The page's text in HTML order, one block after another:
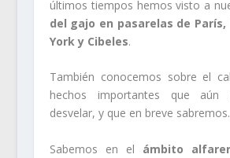
últimos tiempos hemos visto a
del gajo en pasarelas de París,
York y Cibeles.
También conocemos sobre el
hechos importantes que aún
desvelar, y que en breve sabremos.
Sabemos en el ámbito